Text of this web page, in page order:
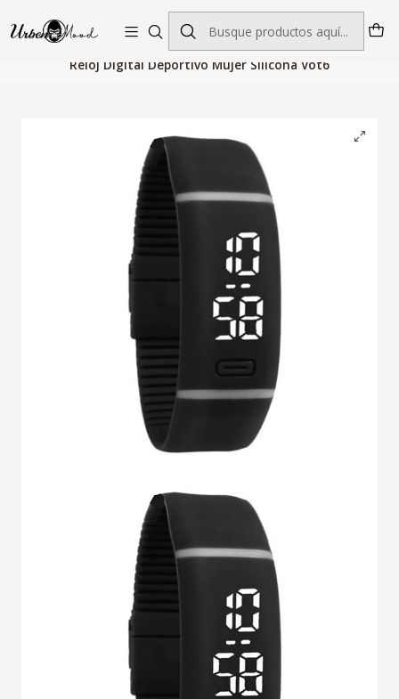
Envío GRATIS desde $60.000 | Entregas rápidas 1–5 días hábiles
Relojes Hombre Relojes Digitales
Reloj Digital Deportivo Mujer Silicona Vot6